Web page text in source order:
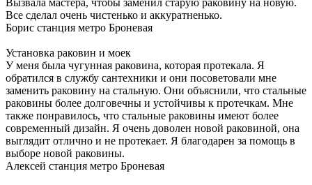
Все сделал очень чистенько и аккуратненько.
Борис станция метро Броневая
Установка раковин и моек
У меня была чугунная раковина, которая протекала. Я
обратился в службу сантехники и они посоветовали мне
заменить раковину на стальную. Они объяснили, что стальные
раковины более долговечны и устойчивы к протечкам. Мне
также понравилось, что стальные раковины имеют более
современный дизайн. Я очень доволен новой раковиной, она
выглядит отлично и не протекает. Я благодарен за помощь в
выборе новой раковины.
Алексей станция метро Броневая